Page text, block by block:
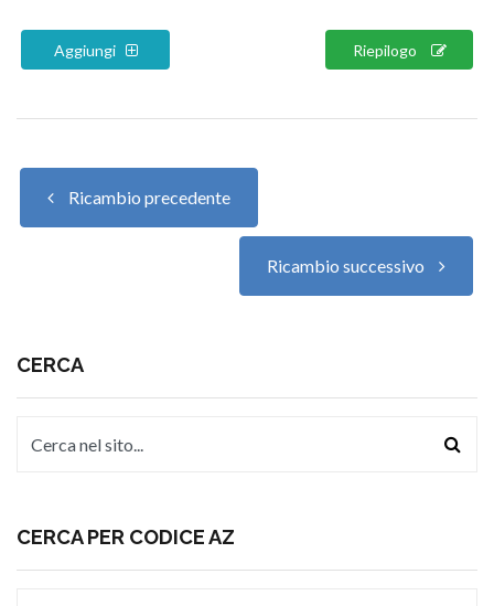
Aggiungi Riepilogo
Ricambio precedente
Ricambio successivo
CERCA
CERCA PER CODICE AZ